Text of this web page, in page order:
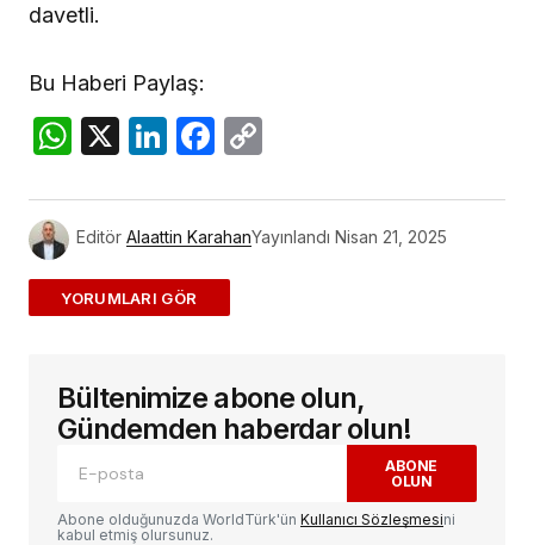
davetli.
Bu Haberi Paylaş:
WhatsApp
X LinkedIn
Facebook
Editör Alaattin KarahanYayınlandı Nisan 21, 2025
ADD A COMMENT
E-posta adresiniz yayınlanmayacak.
alanlar*ile işaretlenmişlerdir
Yorum
Bültenimize abone olun,
Gündemden haberdar olun!
ABONE
OLUN
Abone olduğunuzda WorldTürk'ün Kullanıcı Sözleşmesini
kabul etmiş olursunuz.